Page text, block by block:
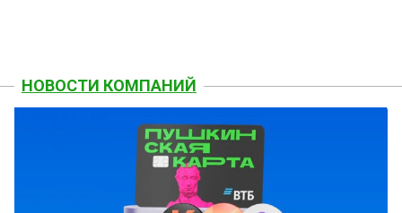
НОВОСТИ КОМПАНИЙ